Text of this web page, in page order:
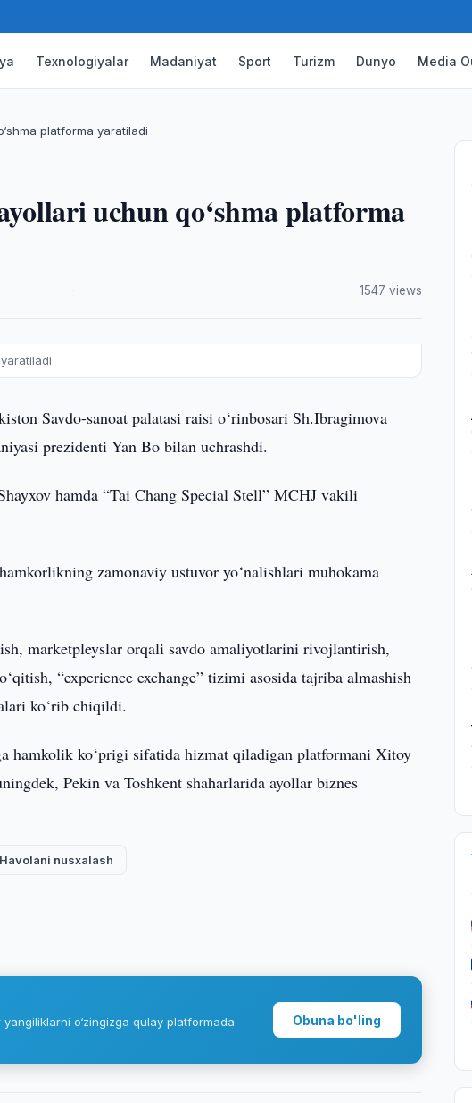
Texnologiyalar Madaniyat Sport Turizm Dunyo Media
platforma yaratiladi
uchun qo‘shma platforma
1547 views
Savdo-sanoat palatasi raisi o‘rinbosari Sh.Ibragimova
prezidenti Yan Bo bilan uchrashdi.
hamda “Tai Chang Special Stell” MCHJ vakili
zamonaviy ustuvor yo‘nalishlari muhokama
marketpleyslar orqali savdo amaliyotlarini rivojlantirish,
“experience exchange” tizimi asosida tajriba almashish
ko‘rib chiqildi.
hamkolik ko‘prigi sifatida hizmat qiladigan platformani Xitoy
Pekin va Toshkent shaharlarida ayollar biznes
Havolani nusxalash
o‘zingizga qulay platformada
Obuna bo'ling